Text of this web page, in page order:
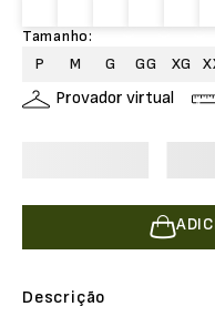
Tamanho:
P
M G GG XG
Provador virtual
Descrição